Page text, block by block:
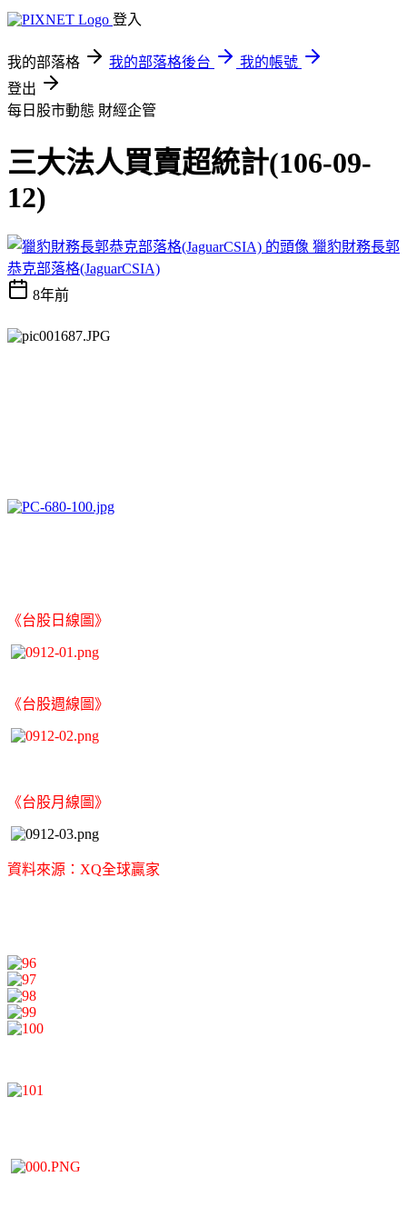
登入
我的部落格 我的部落格後台
我的帳號
登出
每日股市動態 財經企管
三大法人買賣超統計(106-09-
12)
獵豹財務長郭
恭克部落格(JaguarCSIA)
8年前
《台股日線圖》
《台股週線圖》
《台股月線圖》
資料來源：XQ全球贏家